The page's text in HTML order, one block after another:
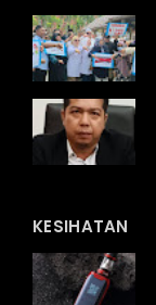
KESIHATAN